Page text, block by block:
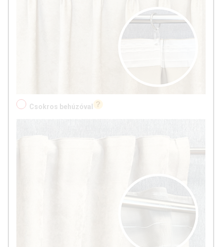
Csokros behúzóval